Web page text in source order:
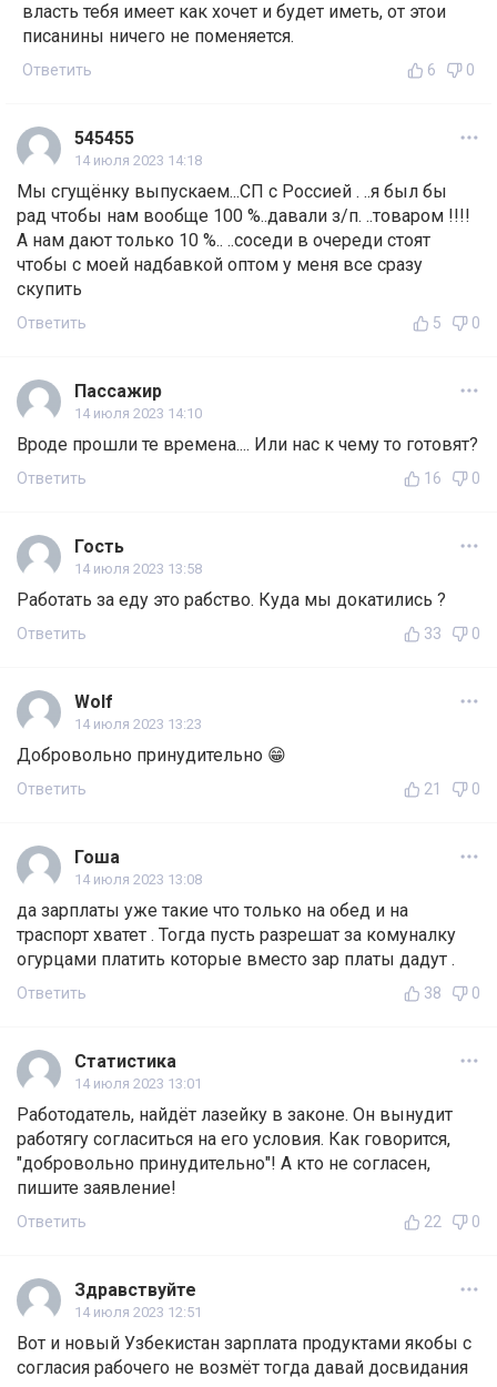
власть тебя имеет как хочет и будет иметь, от этои
писанины ничего не поменяется.
Ответить 6 0
545455
14 июля 2023 14:18
Мы сгущёнку выпускаем...СП с Россией . ..я был бы
рад чтобы нам вообще 100 %..давали з/п. ..товаром !!!!
А нам дают только 10 %.. ..соседи в очереди стоят
чтобы с моей надбавкой оптом у меня все сразу
скупить
Ответить 5 0
Пассажир
14 июля 2023 14:10
Вроде прошли те времена.... Или нас к чему то готовят?
Ответить 16 0
Гость
14 июля 2023 13:58
Работать за еду это рабство. Куда мы докатились ?
Ответить 33 0
Wolf
14 июля 2023 13:23
Добровольно принудительно 😁
Ответить 21 0
Гоша
14 июля 2023 13:08
да зарплаты уже такие что только на обед и на
траспорт хватет . Тогда пусть разрешат за комуналку
огурцами платить которые вместо зар платы дадут .
Ответить 38 0
Статистика
14 июля 2023 13:01
Работодатель, найдёт лазейку в законе. Он вынудит
работягу согласиться на его условия. Как говорится,
"добровольно принудительно"! А кто не согласен,
пишите заявление!
Ответить 22 0
Здравствуйте
14 июля 2023 12:51
Вот и новый Узбекистан зарплата продуктами якобы с
согласия рабочего не возмёт тогда давай досвидания